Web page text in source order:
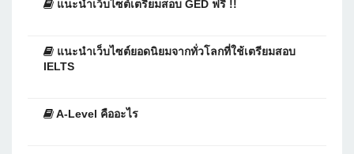
แนะนำเว็บไซต์เตรียมสอบ GED ฟรี !!
แนะนำเว็บไซต์ยอดนิยมจากทั่วโลกที่ใช้เตรียมสอบ
IELTS
A-Level คืออะไร